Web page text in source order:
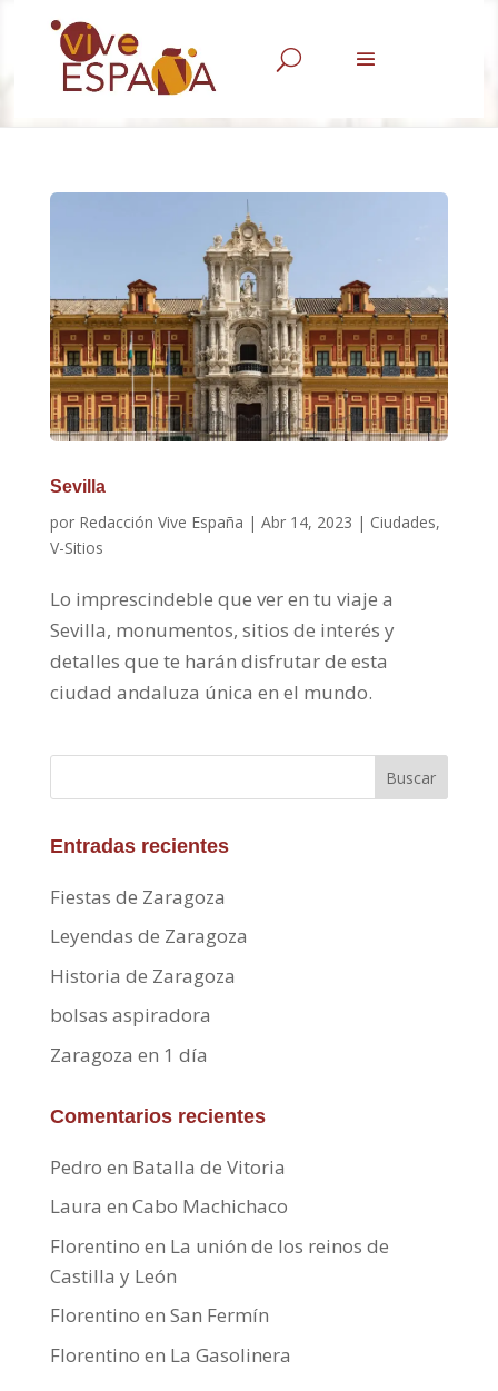
U
Sevilla
por Redacción Vive España | Abr 14, 2023 | Ciudades,
V-Sitios
Lo imprescindeble que ver en tu viaje a
Sevilla, monumentos, sitios de interés y
detalles que te harán disfrutar de esta
ciudad andaluza única en el mundo.
Buscar
Entradas recientes
Fiestas de Zaragoza
Leyendas de Zaragoza
Historia de Zaragoza
bolsas aspiradora
Zaragoza en 1 día
Comentarios recientes
Pedro en Batalla de Vitoria
Laura en Cabo Machichaco
Florentino en La unión de los reinos de
Castilla y León
Florentino en San Fermín
Florentino en La Gasolinera